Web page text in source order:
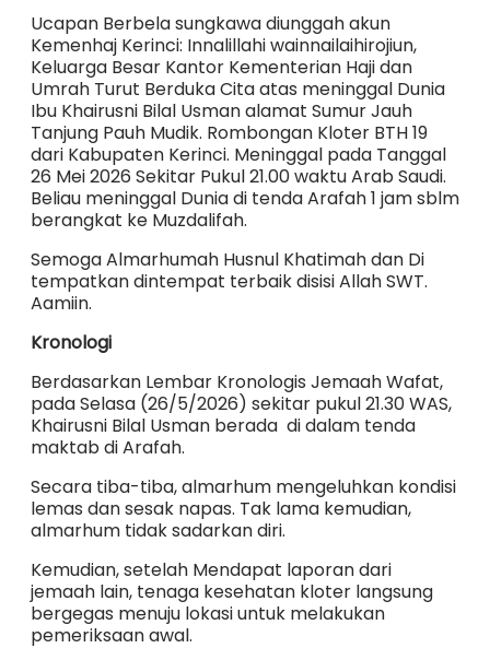
Ucapan Berbela sungkawa diunggah akun
Kemenhaj Kerinci: Innalillahi wainnailaihirojiun,
Keluarga Besar Kantor Kementerian Haji dan
Umrah Turut Berduka Cita atas meninggal Dunia
Ibu Khairusni Bilal Usman alamat Sumur Jauh
Tanjung Pauh Mudik. Rombongan Kloter BTH 19
dari Kabupaten Kerinci. Meninggal pada Tanggal
26 Mei 2026 Sekitar Pukul 21.00 waktu Arab Saudi.
Beliau meninggal Dunia di tenda Arafah 1 jam sblm
berangkat ke Muzdalifah.
Semoga Almarhumah Husnul Khatimah dan Di
tempatkan dintempat terbaik disisi Allah SWT.
Aamiin.
Kronologi
Berdasarkan Lembar Kronologis Jemaah Wafat,
pada Selasa (26/5/2026) sekitar pukul 21.30 WAS,
Khairusni Bilal Usman berada di dalam tenda
maktab di Arafah.
Secara tiba-tiba, almarhum mengeluhkan kondisi
lemas dan sesak napas. Tak lama kemudian,
almarhum tidak sadarkan diri.
Kemudian, setelah Mendapat laporan dari
jemaah lain, tenaga kesehatan kloter langsung
bergegas menuju lokasi untuk melakukan
pemeriksaan awal.